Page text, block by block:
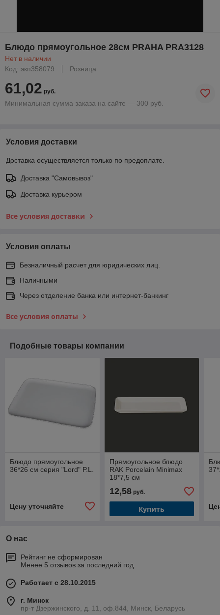
Блюдо прямоугольное 28см PRAHA PRA3128
Нет в наличии
Код: экп358079
Розница
61,02 руб.
Минимальная сумма заказа на сайте — 300 руб.
Условия доставки
Доставка осуществляется только по предоплате.
Доставка "Самовывоз"
Доставка курьером
Все условия доставки
Условия оплаты
Безналичный расчет для юридических лиц.
Наличными
Через отделение банка или интернет-банкинг
Все условия оплаты
Подобные товары компании
Блюдо прямоугольное
36*26 см серия "Lord" P.L.
Цену уточняйте
Прямоугольное блюдо
RAK Porcelain Minimax
18*7,5 см
12,58руб.
Купить
О нас
Рейтинг не сформирован
Менее 5 отзывов за последний год
Работает с 28.10.2015
г. Минск
пр-т Дзержинского, д. 11, оф.844, Минск, Беларусь